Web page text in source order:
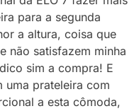
para a segunda
a altura, coisa que
não satisfazem minha
sim a compra! E
uma prateleira com
a esta cômoda,